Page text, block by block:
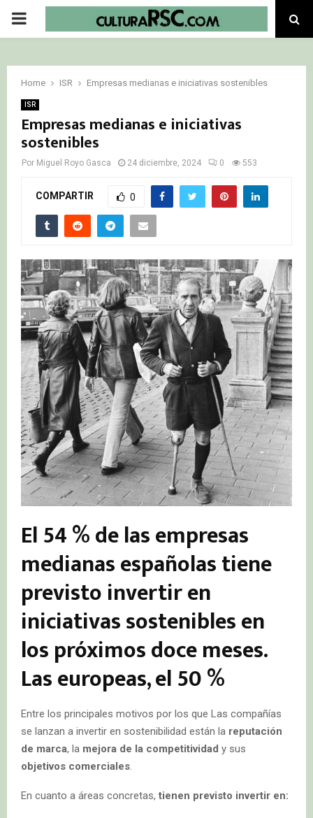
PRIMARY
Home ISR Empresas medianas e iniciativas sostenibles
ISR
Empresas medianas e iniciativas
sostenibles
Por Miguel Royo Gasca 24 diciembre, 2024 0 553
COMPARTIR 0
El 54 % de las empresas
medianas españolas tiene
previsto invertir en
iniciativas sostenibles en
los próximos doce meses.
Las europeas,el 50 %
Entre los principales motivos por los que Las compañías
se lanzan a invertir en sostenibilidad están la reputación
de marca, la mejora de la competitividad y sus
objetivos comerciales.
En cuanto a áreas concretas, tienen previsto invertir en: